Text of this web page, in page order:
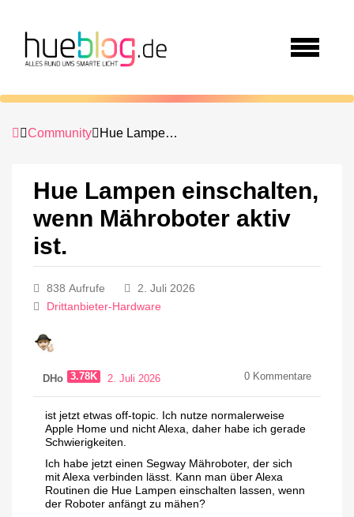
Community Hue Lampen einschalten, wenn Mähroboter aktiv ist.
Hue Lampen einschalten,
wenn Mähroboter aktiv
ist.
838 Aufrufe
2. Juli 2026
Drittanbieter-Hardware
DHo 3.78K 2. Juli 2026 0 Kommentare
ist jetzt etwas off-topic. Ich nutze normalerweise
Apple Home und nicht Alexa, daher habe ich gerade
Schwierigkeiten.
Ich habe jetzt einen Segway Mähroboter, der sich
mit Alexa verbinden lässt. Kann man über Alexa
Routinen die Hue Lampen einschalten lassen, wenn
der Roboter anfängt zu mähen?